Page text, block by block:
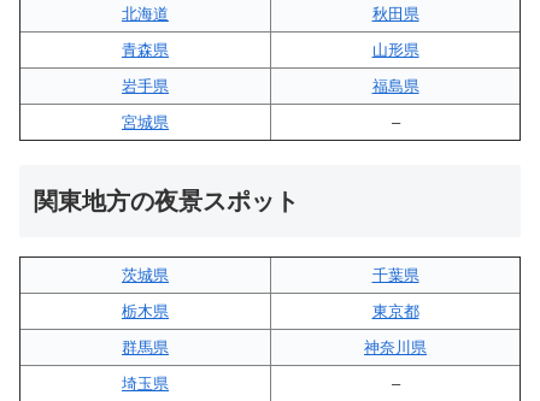
北海道
秋田県
青森県
山形県
岩手県
福島県
宮城県
–
関東地方の夜景スポット
茨城県
千葉県
栃木県
東京都
群馬県
神奈川県
埼玉県
–